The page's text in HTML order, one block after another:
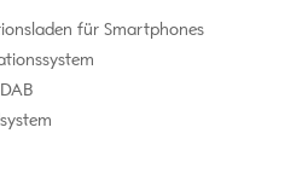
für Smartphones